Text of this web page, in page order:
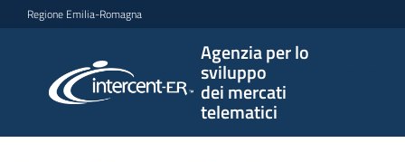
Vai al contenuto
Vai alla navigazione
Vai al footer
Regione Emilia-Romagna
Agenzia per lo
sviluppo
dei mercati
telematici
per lo
sviluppo